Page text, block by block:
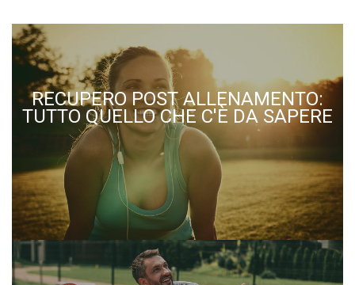
RECUPERO POST ALLENAMENTO:
TUTTO QUELLO CHE C'È DA SAPERE